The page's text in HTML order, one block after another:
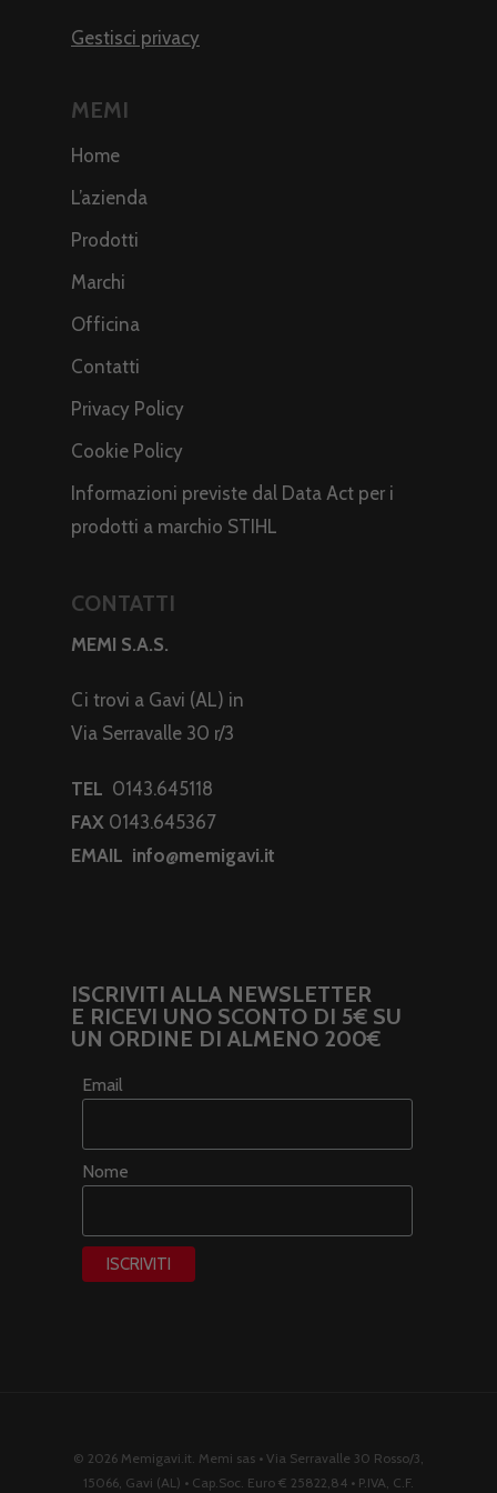
Gestisci privacy
MEMI
Home
L’azienda
Prodotti
Marchi
Officina
Contatti
Privacy Policy
Cookie Policy
Informazioni previste dal Data Act per i
prodotti a marchio STIHL
CONTATTI
MEMI S.A.S.
Ci trovi a Gavi (AL) in
Via Serravalle 30 r/3
TEL 0143.645118
FAX 0143.645367
EMAIL info@memigavi.it
ISCRIVITI ALLA NEWSLETTER
E RICEVI UNO SCONTO DI 5€ SU
UN ORDINE DI ALMENO 200€
Email
Nome
© 2026 Memigavi.it. Memi sas • Via Serravalle 30 Rosso/3,
15066, Gavi (AL) • Cap.Soc. Euro € 25822,84 • P.IVA, C.F.